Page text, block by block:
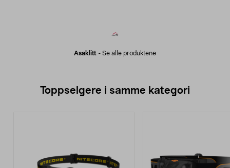
Asaklitt - Se alle produktene
Toppselgere i samme kategori